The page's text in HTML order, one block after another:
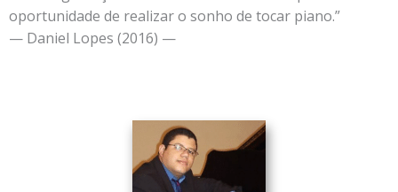
oportunidade de realizar o sonho de tocar piano.”
— Daniel Lopes (2016) —